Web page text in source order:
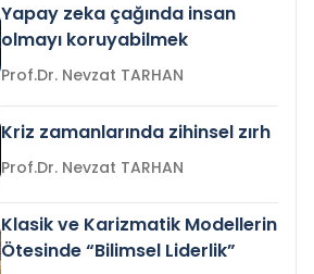
Yapay zeka çağında insan
olmayı koruyabilmek
Prof.Dr. Nevzat TARHAN
Kriz zamanlarında zihinsel zırh
Prof.Dr. Nevzat TARHAN
Klasik ve Karizmatik Modellerin
Ötesinde “Bilimsel Liderlik”